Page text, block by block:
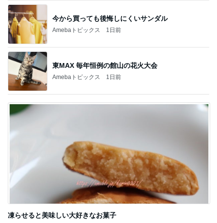
今から買っても後悔しにくいサンダル
Amebaトピックス 1日前
東MAX 毎年恒例の館山の花火大会
Amebaトピックス 1日前
凍らせると美味しい大好きなお菓子